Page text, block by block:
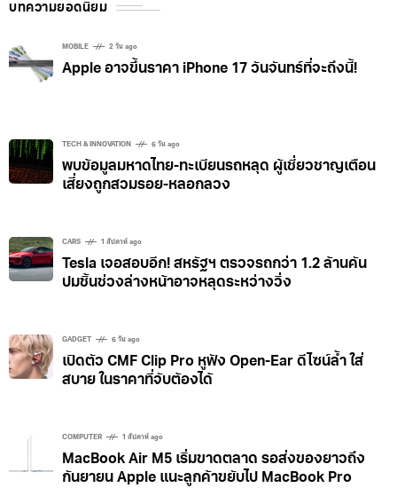
บทความยอดนิยม
MOBILE 2 วัน ago
Apple อาจขึ้นราคา iPhone 17 วันจันทร์ที่จะถึงนี้!
TECH & INNOVATION 6 วัน ago
พบข้อมูลมหาดไทย-ทะเบียนรถหลุด ผู้เชี่ยวชาญเตือน
เสี่ยงถูกสวมรอย-หลอกลวง
CARS 1 สัปดาห์ ago
Tesla เจอสอบอีก! สหรัฐฯ ตรวจรถกว่า 1.2 ล้านคัน
ปมชิ้นช่วงล่างหน้าอาจหลุดระหว่างวิ่ง
GADGET 6 วัน ago
เปิดตัว CMF Clip Pro หูฟัง Open-Ear ดีไซน์ล้ำ ใส่
สบาย ในราคาที่จับต้องได้
COMPUTER 1 สัปดาห์ ago
MacBook Air M5 เริ่มขาดตลาด รอส่งของยาวถึง
กันยายน Apple แนะลูกค้าขยับไป MacBook Pro